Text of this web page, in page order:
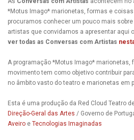
*Motus Imago* marionetas, formas e
procuramos conhecer um pouco mais
artistas que convidamos a apresentar aqui
ver todas as Conversas com Artistas
A programação *Motus Imago* marionetas,
movimento tem como objetivo contribuir
no âmbito vasto do teatro e marionetas em
Esta é uma produção da Red Cloud Teatro
Direção-Geral das Artes / Governo de
Aveiro e Tecnologias Imaginadas